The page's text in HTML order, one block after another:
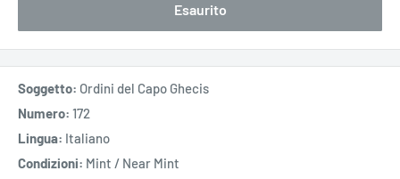
Esaurito
Soggetto: Ordini del Capo Ghecis
Numero: 172
Lingua: Italiano
Condizioni: Mint / Near Mint